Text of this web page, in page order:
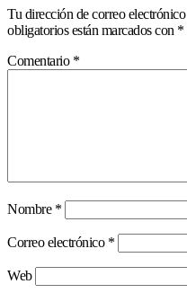
Tu dirección de correo
obligatorios están marcados con *
Comentario *
Nombre *
Correo electrónico *
Web